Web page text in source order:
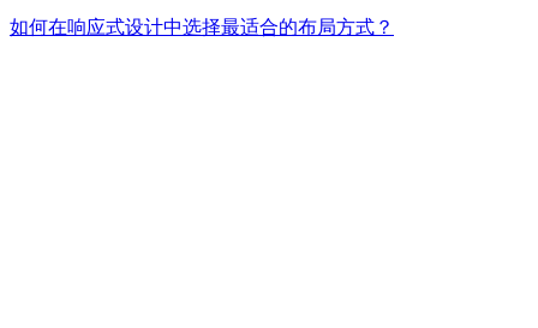
如何在响应式设计中选择最适合的布局方式？